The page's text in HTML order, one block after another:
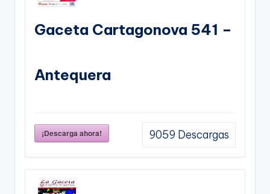
Gaceta Cartagonova 541 –
Antequera
¡Descarga ahora! 9059 Descargas